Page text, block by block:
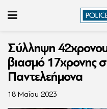
Σύλληψη
βιασμό 17χρονης
Παντελεήμονα
18 Μαΐου 2023